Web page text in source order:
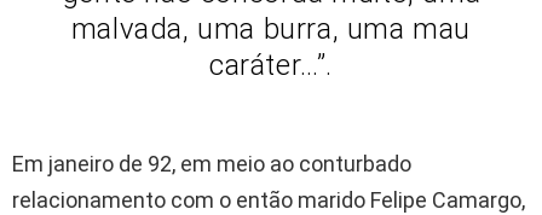
malvada, uma burra, uma mau
caráter…”.
Em janeiro de 92, em meio ao conturbado
relacionamento com o então marido Felipe Camargo,